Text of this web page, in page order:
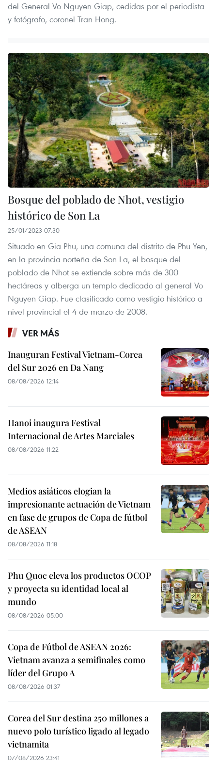
del General Vo Nguyen Giap, cedidas por el periodista
y fotógrafo, coronel Tran Hong.
Bosque del poblado de Nhot, vestigio
histórico de Son La
25/01/2023 07:30
Situado en Gia Phu, una comuna del distrito de Phu Yen,
en la provincia norteña de Son La, el bosque del
poblado de Nhot se extiende sobre más de 300
hectáreas y alberga un templo dedicado al general Vo
Nguyen Giap. Fue clasificado como vestigio histórico a
nivel provincial el 4 de marzo de 2008.
VER MÁS
Inauguran Festival Vietnam-Corea
del Sur 2026 en Da Nang
08/08/2026 12:14
Hanoi inaugura Festival
Internacional de Artes Marciales
08/08/2026 11:22
Medios asiáticos elogian la
impresionante actuación de Vietnam
en fase de grupos de Copa de fútbol
de ASEAN
08/08/2026 11:18
Phu Quoc eleva los productos OCOP
y proyecta su identidad local al
mundo
08/08/2026 05:00
Copa de Fútbol de ASEAN 2026:
Vietnam avanza a semifinales como
líder del Grupo A
08/08/2026 01:37
Corea del Sur destina 250 millones a
nuevo polo turístico ligado al legado
vietnamita
07/08/2026 23:41